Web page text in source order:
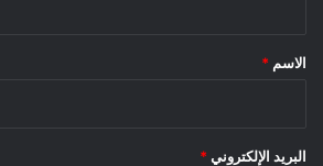
*
الاسم *
البريد الإلكتروني *